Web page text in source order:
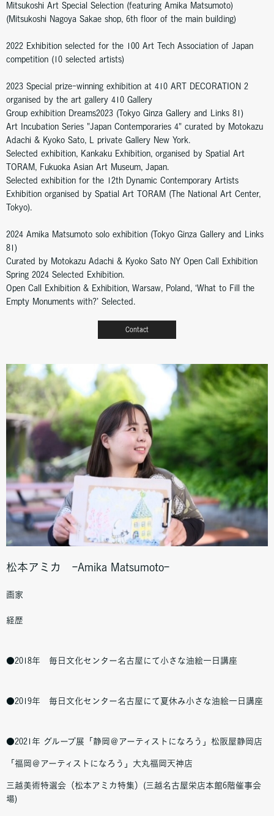
Mitsukoshi Art Special Selection (featuring Amika Matsumoto)
(Mitsukoshi Nagoya Sakae shop, 6th floor of the main building)
2022 Exhibition selected for the 100 Art Tech Association of Japan
competition (10 selected artists)
2023 Special prize-winning exhibition at 410 ART DECORATION 2
organised by the art gallery 410 Gallery
Group exhibition Dreams2023 (Tokyo Ginza Gallery and Links 81)
Art Incubation Series "Japan Contemporaries 4" curated by Motokazu
Adachi & Kyoko Sato, L private Gallery New York.
Selected exhibition, Kankaku Exhibition, organised by Spatial Art
TORAM, Fukuoka Asian Art Museum, Japan.
Selected exhibition for the 12th Dynamic Contemporary Artists
Exhibition organised by Spatial Art TORAM (The National Art Center,
Tokyo).
2024 Amika Matsumoto solo exhibition (Tokyo Ginza Gallery and Links
81)
Curated by Motokazu Adachi & Kyoko Sato NY Open Call Exhibition
Spring 2024 Selected Exhibition.
Open Call Exhibition & Exhibition, Warsaw, Poland, ‘What to Fill the
Empty Monuments with?’ Selected.
Contact
松本アミカ ｰAmika Matsumotoｰ
画家
経歴
●2018年 毎日文化センター名古屋にて小さな油絵一日講座
●2019年 毎日文化センター名古屋にて夏休み小さな油絵一日講座
●2021年 グループ展「静岡＠アーティストになろう」松阪屋静岡店
「福岡＠アーティストになろう」大丸福岡天神店
三越美術特選会（松本アミカ特集）(三越名古屋栄店本館6階催事会
場)